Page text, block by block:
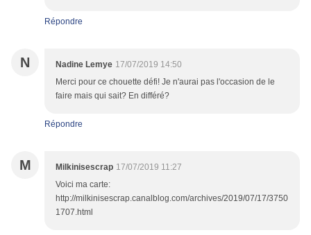
Répondre
N Nadine Lemye 17/07/2019 14:50
Merci pour ce chouette défi! Je n'aurai pas l'occasion de le
faire mais qui sait? En différé?
Répondre
M Milkinisescrap 17/07/2019 11:27
Voici ma carte:
http://milkinisescrap.canalblog.com/archives/2019/07/17/3750
1707.html